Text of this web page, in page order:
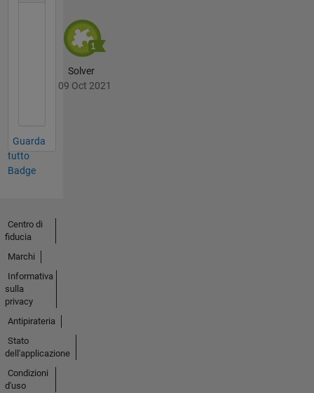
Solver
09 Oct 2021
Guarda
tutto
Badge
Centro di
fiducia
Marchi
Informativa
sulla
privacy
Antipirateria
Stato
dell'applicazione
Condizioni
d'uso